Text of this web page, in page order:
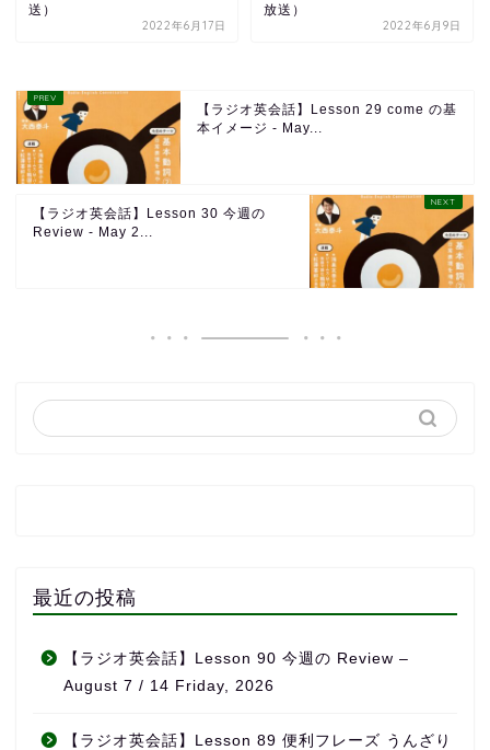
送）
2022年6月17日
放送）
2022年6月9日
【ラジオ英会話】Lesson 29 come の基
本イメージ - May...
【ラジオ英会話】Lesson 30 今週の
Review - May 2...
最近の投稿
【ラジオ英会話】Lesson 90 今週の Review –
August 7 / 14 Friday, 2026
【ラジオ英会話】Lesson 89 便利フレーズ うんざり